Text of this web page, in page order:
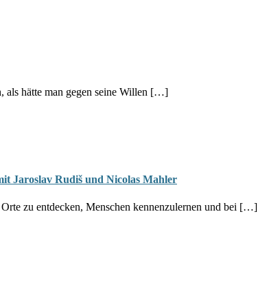
als hätte man gegen seine Willen […]
Jaroslav Rudiš und Nicolas Mahler
zu entdecken, Menschen kennenzulernen und bei […]